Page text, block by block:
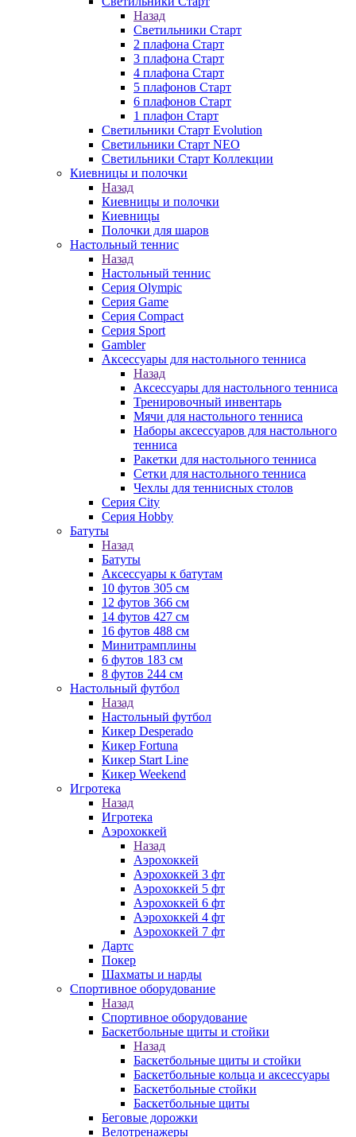
Назад
Светильники Старт
2 плафона Старт
3 плафона Старт
4 плафона Старт
5 плафонов Старт
6 плафонов Старт
1 плафон Старт
Светильники Старт Evolution
Светильники Старт NEO
Светильники Старт Коллекции
Киевницы и полочки
Назад
Киевницы и полочки
Киевницы
Полочки для шаров
Настольный теннис
Назад
Настольный теннис
Серия Olympic
Серия Game
Серия Compact
Серия Sport
Gambler
Аксессуары для настольного тенниса
Назад
Аксессуары для настольного тенниса
Тренировочный инвентарь
Мячи для настольного тенниса
Наборы аксессуаров для настольного
тенниса
Ракетки для настольного тенниса
Сетки для настольного тенниса
Чехлы для теннисных столов
Серия City
Серия Hobby
Батуты
Назад
Батуты
Аксессуары к батутам
10 футов 305 см
12 футов 366 см
14 футов 427 см
16 футов 488 см
Минитрамплины
6 футов 183 см
8 футов 244 см
Настольный футбол
Назад
Настольный футбол
Кикер Desperado
Кикер Fortuna
Кикер Start Line
Кикер Weekend
Игротека
Назад
Игротека
Аэрохоккей
Назад
Аэрохоккей
Аэрохоккей 3 фт
Аэрохоккей 5 фт
Аэрохоккей 6 фт
Аэрохоккей 4 фт
Аэрохоккей 7 фт
Дартс
Покер
Шахматы и нарды
Спортивное оборудование
Назад
Спортивное оборудование
Баскетбольные щиты и стойки
Назад
Баскетбольные щиты и стойки
Баскетбольные кольца и аксессуары
Баскетбольные стойки
Баскетбольные щиты
Беговые дорожки
Велотренажеры